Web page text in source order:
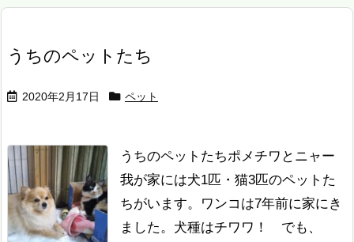
うちのペットたち
2020年2月17日 ペット
うちのペットたちポメチワとニャー
我が家には犬1匹・猫3匹のペットた
ちがいます。
ワンコは7年前に家にき
ました。犬種はチワワ！ でも、